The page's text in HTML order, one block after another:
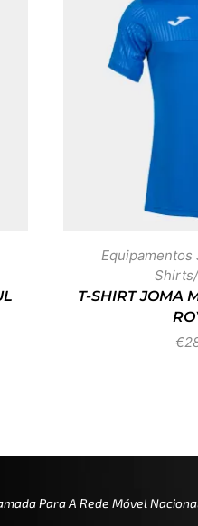
Equipamentos
T-SHIRT JOMA
€
Para A Rede Móvel